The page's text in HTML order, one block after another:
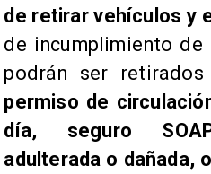
de retirar vehículos y
de incumplimiento de
podrán ser retirados
permiso de
día, seguro
adulterada o dañada,